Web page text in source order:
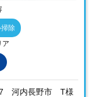
除
ア
河内長野市 T様